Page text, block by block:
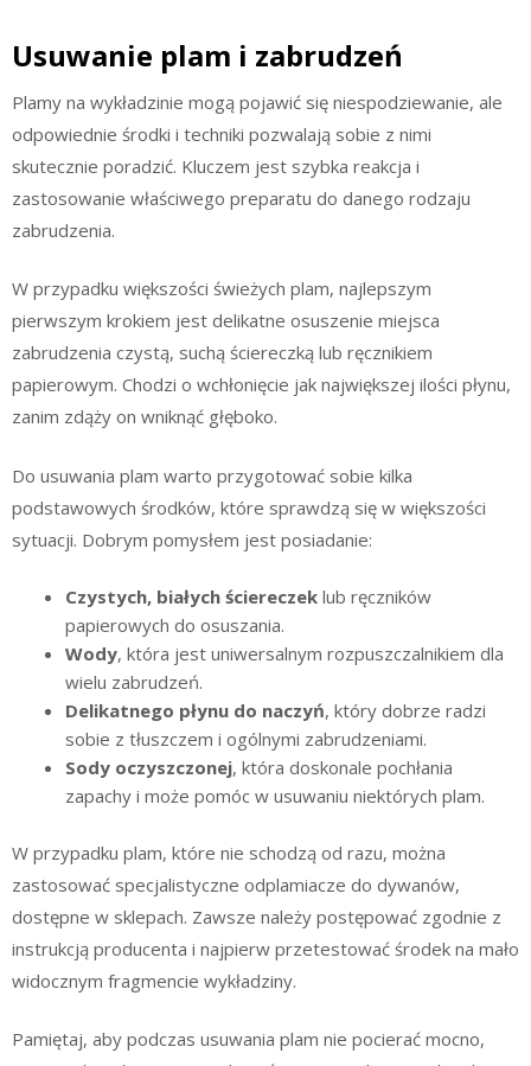
Usuwanie plam i zabrudzeń
Plamy na wykładzinie mogą pojawić się niespodziewanie, ale
odpowiednie środki i techniki pozwalają sobie z nimi
skutecznie poradzić. Kluczem jest szybka reakcja i
zastosowanie właściwego preparatu do danego rodzaju
zabrudzenia.
W przypadku większości świeżych plam, najlepszym
pierwszym krokiem jest delikatne osuszenie miejsca
zabrudzenia czystą, suchą ściereczką lub ręcznikiem
papierowym. Chodzi o wchłonięcie jak największej ilości płynu,
zanim zdąży on wniknąć głęboko.
Do usuwania plam warto przygotować sobie kilka
podstawowych środków, które sprawdzą się w większości
sytuacji. Dobrym pomysłem jest posiadanie:
Czystych, białych ściereczek lub ręczników
papierowych do osuszania.
Wody, która jest uniwersalnym rozpuszczalnikiem dla
wielu zabrudzeń.
Delikatnego płynu do naczyń, który dobrze radzi
sobie z tłuszczem i ogólnymi zabrudzeniami.
Sody oczyszczonej, która doskonale pochłania
zapachy i może pomóc w usuwaniu niektórych plam.
W przypadku plam, które nie schodzą od razu, można
zastosować specjalistyczne odplamiacze do dywanów,
dostępne w sklepach. Zawsze należy postępować zgodnie z
instrukcją producenta i najpierw przetestować środek na mało
widocznym fragmencie wykładziny.
Pamiętaj, aby podczas usuwania plam nie pocierać mocno,